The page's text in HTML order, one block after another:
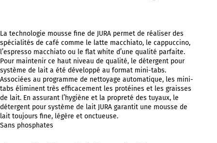
La technologie mousse fine de JURA permet de réaliser des
spécialités de café comme le latte macchiato, le cappuccino,
l’espresso macchiato ou le flat white d’une qualité parfaite.
Pour maintenir ce haut niveau de qualité, le détergent pour
système de lait a été développé au format mini-tabs.
Associées au programme de nettoyage automatique, les mini-
tabs éliminent très efficacement les protéines et les graisses
de lait. En assurant l’hygiène et la propreté des tuyaux, le
détergent pour système de lait JURA garantit une mousse de
lait toujours fine, légère et onctueuse.
Sans phosphates